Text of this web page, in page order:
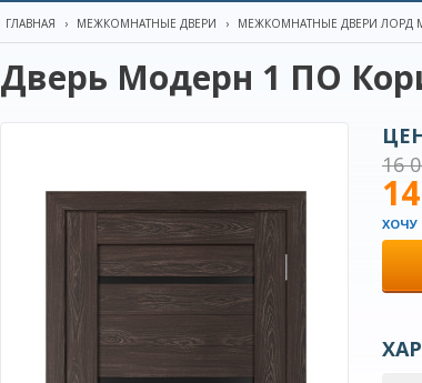
ГЛАВНАЯ › МЕЖКОМНАТНЫЕ ДВЕРИ › МЕЖКОМНАТНЫЕ ДВЕРИ ЛОРД
Дверь Модерн 1 ПО
16
ХОЧУ